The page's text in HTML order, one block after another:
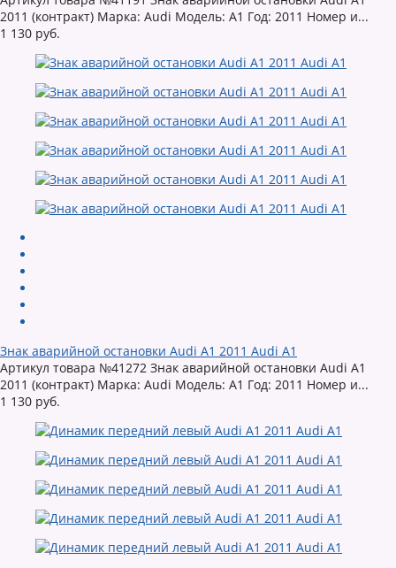
2011 (контракт) Марка: Audi Модель: A1 Год: 2011 Номер и...
1 130 руб.
Знак аварийной остановки Audi A1 2011 Audi A1
Артикул товара №41272 Знак аварийной остановки Audi A1
2011 (контракт) Марка: Audi Модель: A1 Год: 2011 Номер и...
1 130 руб.